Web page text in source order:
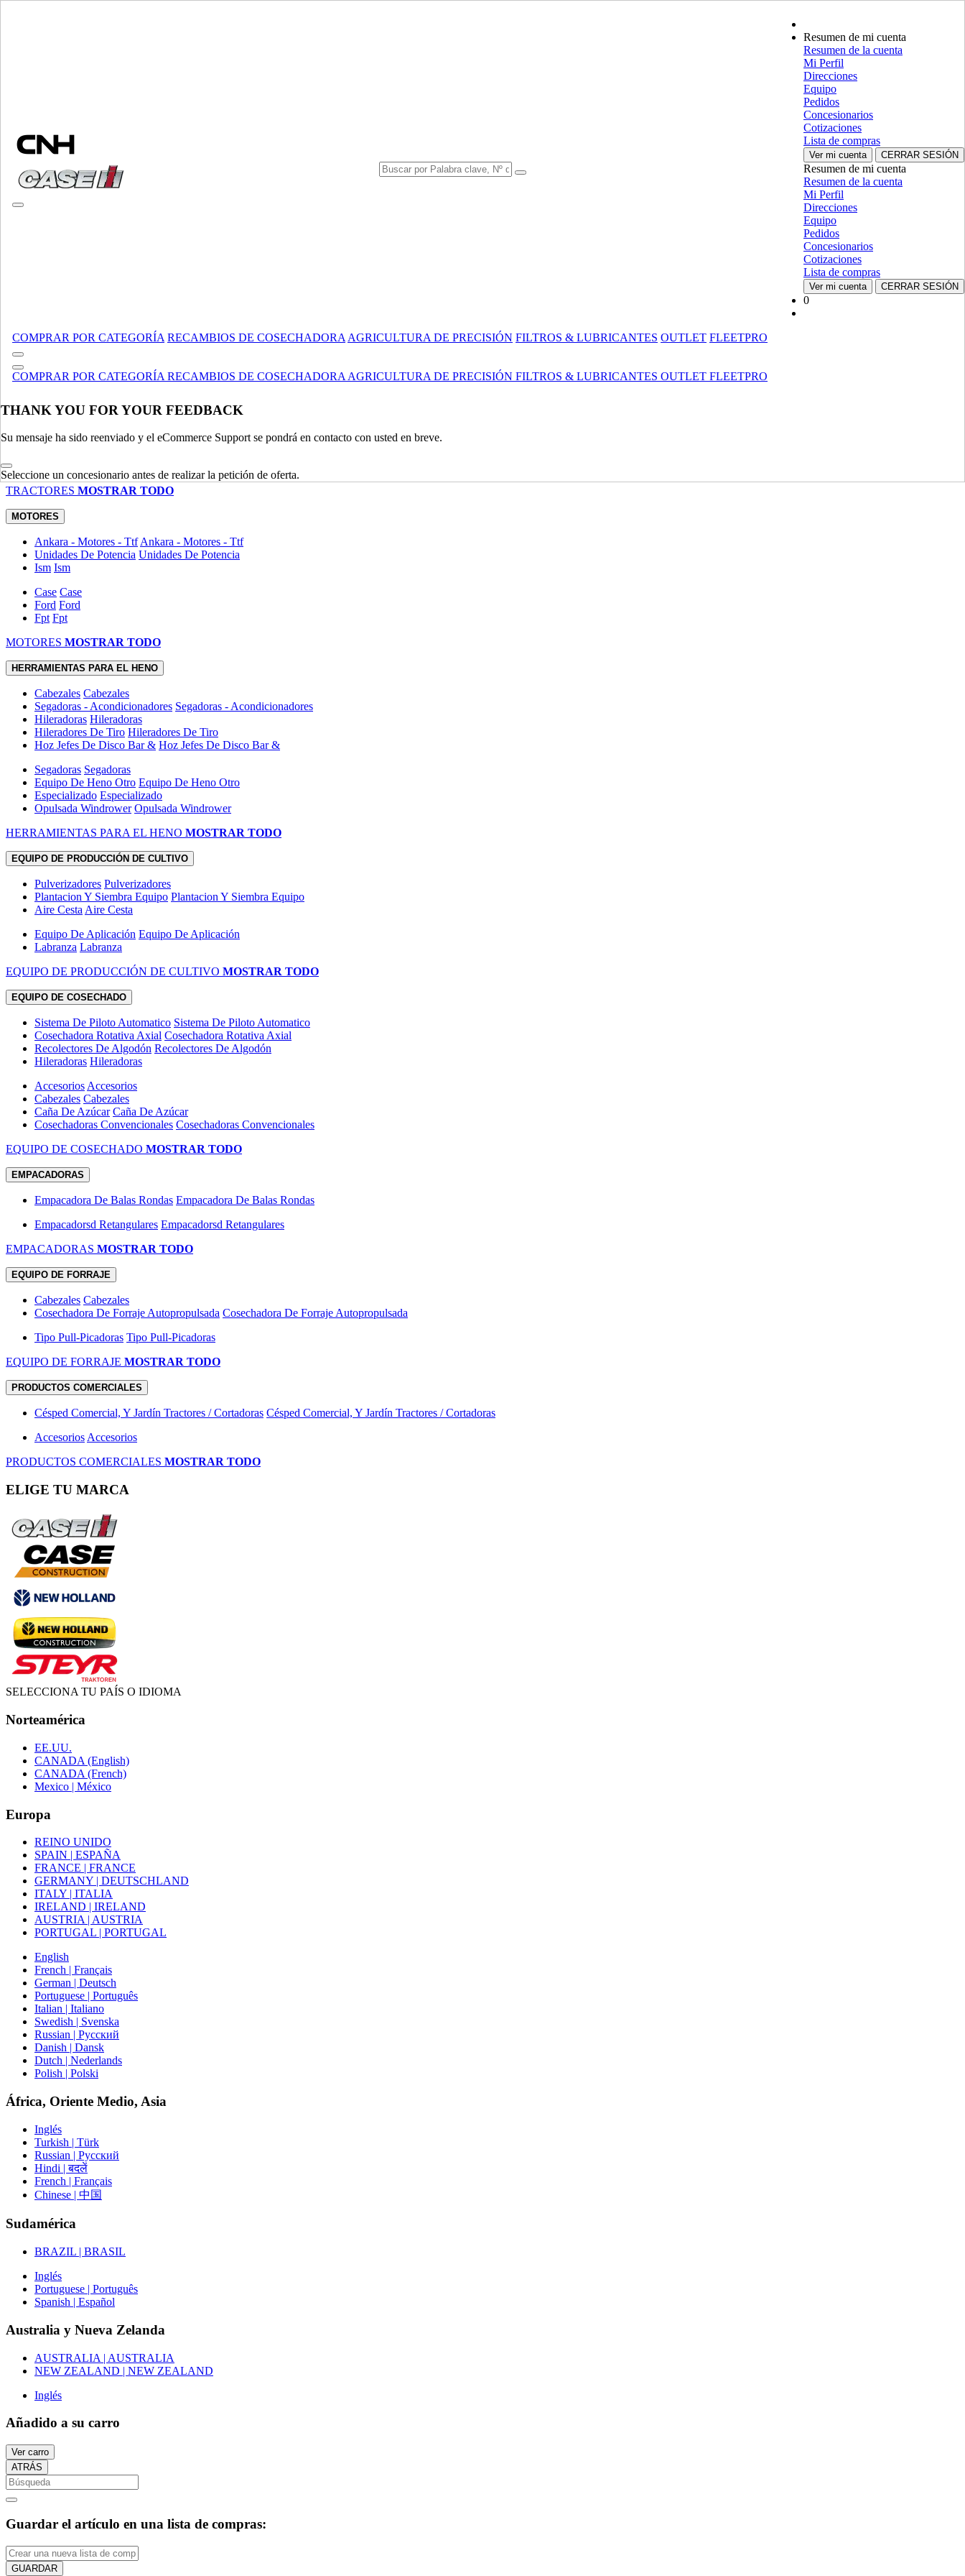
Resumen de mi cuenta
Resumen de la cuenta
Mi Perfil
Direcciones
Equipo
Pedidos
Concesionarios
Cotizaciones
Lista de compras
Ver mi cuenta CERRAR SESIÓN
Resumen de mi cuenta
Resumen de la cuenta
Mi Perfil
Direcciones
Equipo
Pedidos
Concesionarios
Cotizaciones
Lista de compras
Ver mi cuenta CERRAR SESIÓN
0
COMPRAR POR CATEGORÍA RECAMBIOS DE COSECHADORA AGRICULTURA DE PRECISIÓN FILTROS & LUBRICANTES OUTLET FLEETPRO
COMPRAR POR CATEGORÍA RECAMBIOS DE COSECHADORA AGRICULTURA DE PRECISIÓN FILTROS & LUBRICANTES OUTLET FLEETPRO
THANK YOU FOR YOUR FEEDBACK
Su mensaje ha sido reenviado y el eCommerce Support se pondrá en contacto con usted en breve.
Seleccione un concesionario antes de realizar la petición de oferta.
EQUIPOALL EQUIPO
MANIPULACIÓN DE MATERIALES
TRACTORES
Utility Utility
Compacto Compacto
Legado Legado
Especializado Especializado
TRACTORES MOSTRAR TODO
MOTORES
Ankara - Motores - Ttf Ankara - Motores - Ttf
Unidades De Potencia Unidades De Potencia
Ism Ism
Case Case
Ford Ford
Fpt Fpt
MOTORES MOSTRAR TODO
HERRAMIENTAS PARA EL HENO
Cabezales Cabezales
Segadoras - Acondicionadores Segadoras - Acondicionadores
Hileradoras Hileradoras
Hileradores De Tiro Hileradores De Tiro
Hoz Jefes De Disco Bar & Hoz Jefes De Disco Bar &
Segadoras Segadoras
Equipo De Heno Otro Equipo De Heno Otro
Especializado Especializado
Opulsada Windrower Opulsada Windrower
HERRAMIENTAS PARA EL HENO MOSTRAR TODO
EQUIPO DE PRODUCCIÓN DE CULTIVO
Pulverizadores Pulverizadores
Plantacion Y Siembra Equipo Plantacion Y Siembra Equipo
Aire Cesta Aire Cesta
Equipo De Aplicación Equipo De Aplicación
Labranza Labranza
EQUIPO DE PRODUCCIÓN DE CULTIVO MOSTRAR TODO
EQUIPO DE COSECHADO
Sistema De Piloto Automatico Sistema De Piloto Automatico
Cosechadora Rotativa Axial Cosechadora Rotativa Axial
Recolectores De Algodón Recolectores De Algodón
Hileradoras Hileradoras
Accesorios Accesorios
Cabezales Cabezales
Caña De Azúcar Caña De Azúcar
Cosechadoras Convencionales Cosechadoras Convencionales
EQUIPO DE COSECHADO MOSTRAR TODO
EMPACADORAS
Empacadora De Balas Rondas Empacadora De Balas Rondas
Empacadorsd Retangulares Empacadorsd Retangulares
EMPACADORAS MOSTRAR TODO
EQUIPO DE FORRAJE
Cabezales Cabezales
Cosechadora De Forraje Autopropulsada Cosechadora De Forraje Autopropulsada
Tipo Pull-Picadoras Tipo Pull-Picadoras
EQUIPO DE FORRAJE MOSTRAR TODO
PRODUCTOS COMERCIALES
Césped Comercial, Y Jardín Tractores / Cortadoras Césped Comercial, Y Jardín Tractores / Cortadoras
Accesorios Accesorios
PRODUCTOS COMERCIALES MOSTRAR TODO
ELIGE TU MARCA
SELECCIONA TU PAÍS O IDIOMA
Norteamérica
EE.UU.
CANADA (English)
CANADA (French)
Mexico | México
Europa
REINO UNIDO
SPAIN | ESPAÑA
FRANCE | FRANCE
GERMANY | DEUTSCHLAND
ITALY | ITALIA
IRELAND | IRELAND
AUSTRIA | AUSTRIA
PORTUGAL | PORTUGAL
English
French | Français
German | Deutsch
Portuguese | Português
Italian | Italiano
Swedish | Svenska
Russian | Русский
Danish | Dansk
Dutch | Nederlands
Polish | Polski
África, Oriente Medio, Asia
Inglés
Turkish | Türk
Russian | Русский
Hindi | बदलें
French | Français
Chinese | 中国
Sudamérica
BRAZIL | BRASIL
Inglés
Portuguese | Português
Spanish | Español
Australia y Nueva Zelanda
AUSTRALIA | AUSTRALIA
NEW ZEALAND | NEW ZEALAND
Inglés
Añadido a su carro
Ver carro
ATRÁS
Guardar el artículo en una lista de compras:
GUARDAR